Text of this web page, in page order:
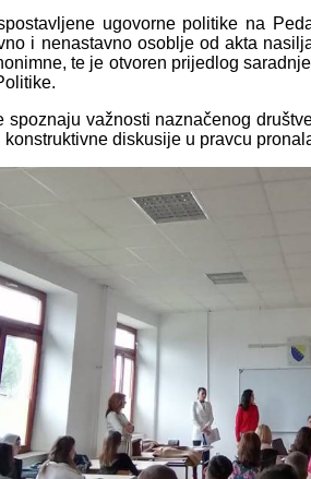
ugovorne politike na
i nenastavno osoblje od akta
te je otvoren prijedlog
spoznaju važnosti naznačenog
diskusije u pravcu